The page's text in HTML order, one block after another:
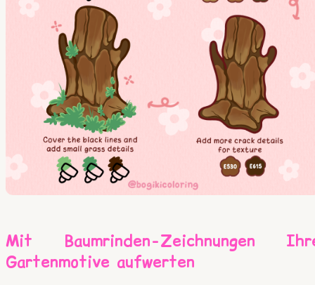
Mit Baumrinden-Zeichnungen
Gartenmotive aufwerten